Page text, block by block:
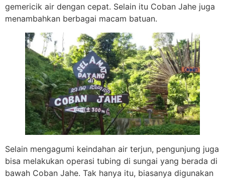
gemericik air dengan cepat. Selain itu Coban Jahe juga
menambahkan berbagai macam batuan.
Selain mengagumi keindahan air terjun, pengunjung juga
bisa melakukan operasi tubing di sungai yang berada di
bawah Coban Jahe. Tak hanya itu, biasanya digunakan